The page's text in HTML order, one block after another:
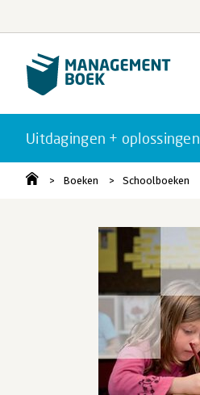
Uitdagingen + oplossingen
Boeken Schoolboeken